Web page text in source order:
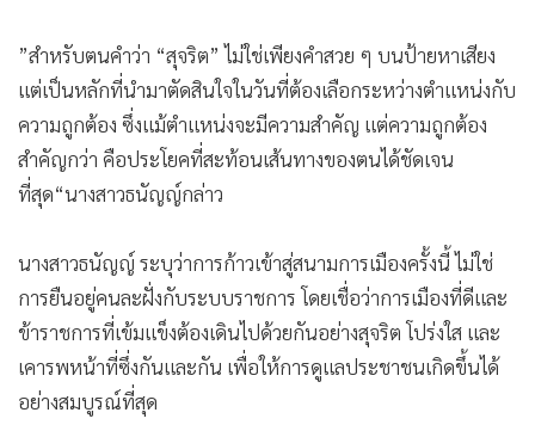
• เกม
• วิทยาศาสตร์
• SMEs
• หุ้น
• อินโดจีน
• Celeb Online
• Factcheck
• ญี่ปุ่น
• News1
• Gotomanager
”สำหรับตนคำว่า “สุจริต” ไม่ใช่เพียงคำสวย ๆ บนป้ายหาเสียง
แต่เป็นหลักที่นำมาตัดสินใจในวันที่ต้องเลือกระหว่างตำแหน่งกับ
ความถูกต้อง ซึ่งแม้ตำแหน่งจะมีความสำคัญ แต่ความถูกต้อง
สำคัญกว่า คือประโยคที่สะท้อนเส้นทางของตนได้ชัดเจน
ที่สุด“นางสาวธนัญญ์กล่าว
นางสาวธนัญญ์ ระบุว่าการก้าวเข้าสู่สนามการเมืองครั้งนี้ ไม่ใช่
การยืนอยู่คนละฝั่งกับระบบราชการ โดยเชื่อว่าการเมืองที่ดีและ
ข้าราชการที่เข้มแข็งต้องเดินไปด้วยกันอย่างสุจริต โปร่งใส และ
เคารพหน้าที่ซึ่งกันและกัน เพื่อให้การดูแลประชาชนเกิดขึ้นได้
อย่างสมบูรณ์ที่สุด